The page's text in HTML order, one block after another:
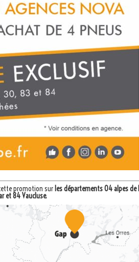
promotion sur les départements 04 alpes de
et 84 Vaucluse.